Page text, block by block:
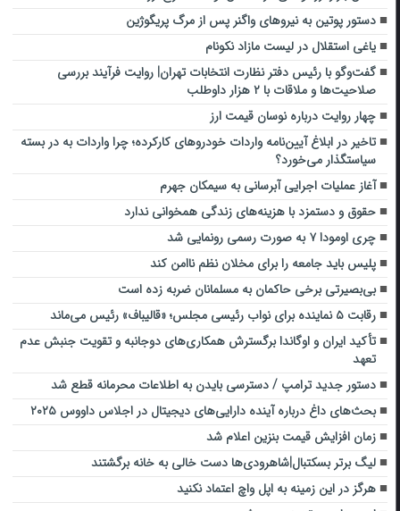
دستور پوتین به نیروهای واگنر پس از مرگ پریگوژین
یاغی استقلال در لیست مازاد نکونام
گفت‌وگو با رئیس دفتر نظارت انتخابات تهران| روایت فرآیند بررسی
صلاحیت‌ها و ملاقات با ۲ هزار داوطلب
چهار روایت درباره نوسان قیمت ارز
تاخیر در ابلاغ آیین‌نامه واردات خودروهای کارکرده؛ چرا واردات به در بسته
سیاستگذار می‌خورد؟
آغاز عملیات اجرایی آبرسانی به سیمکان جهرم
حقوق و دستمزد با هزینه‌های زندگی همخوانی ندارد
چری اومودا ۷ به صورت رسمی رونمایی شد
پلیس باید جامعه را برای مخلان نظم ناامن کند
بی‌بصیرتی برخی حاکمان به مسلمانان ضربه زده است
رقابت ۵ نماینده برای نواب رئیسی مجلس؛ «قالیباف» رئیس می‌ماند
تأکید ایران و اوگاندا برگسترش همکاری‌های دوجانبه و تقویت جنبش عدم
تعهد
دستور جدید ترامپ / دسترسی بایدن به اطلاعات محرمانه قطع شد
بحث‌های داغ درباره آینده دارایی‌های دیجیتال در اجلاس داووس ۲۰۲۵
زمان افزایش قیمت بنزین اعلام شد
لیگ برتر بسکتبال|شاهرودی‌ها دست خالی به خانه برگشتند
هرگز در این زمینه به اپل واچ اعتماد نکنید